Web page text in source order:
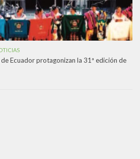
Ecuador protagonizan la 31ª edición de